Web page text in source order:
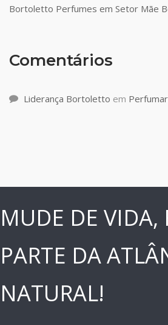
Bortoletto Perfumes em Setor Mãe
Comentários
Liderança Bortoletto em
MUDE DE VIDA,
PARTE DA
NATURAL!